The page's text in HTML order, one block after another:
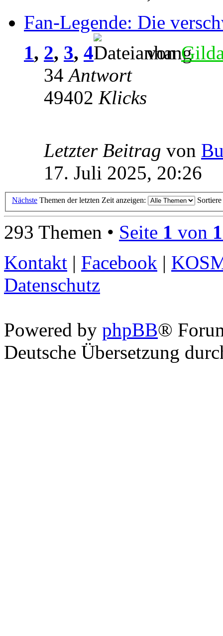
Fan-Legende: Die
1, 2, 3, 4 von
34Antwort
49402 Klicks
Letzter Beitrag von
17. Juli 2025, 20:26
Nächste Themen der letzten Zeit anzeigen:
293 Themen • Seite 1 von
Kontakt | Facebook |
Datenschutz
Powered by phpBB®
Deutsche Übersetzung